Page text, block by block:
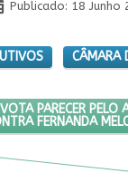
Publicado: 18 Junho
CÂMARA
DE ÉTICA
PARECER PELO
FERNANDA